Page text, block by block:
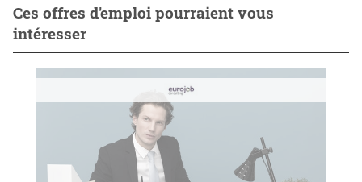
Ces offres d'emploi pourraient vous
intéresser